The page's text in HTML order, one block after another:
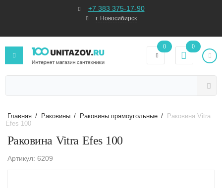
+7 383 375-17-90
г. Новосибирск
0 0
Главная / Раковины / Раковины прямоугольные /
Раковина Vitra
Efes 100
Раковина Vitra Efes 100
Артикул: 6209